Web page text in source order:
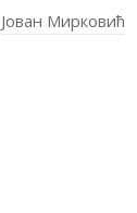
Јован Мирковић